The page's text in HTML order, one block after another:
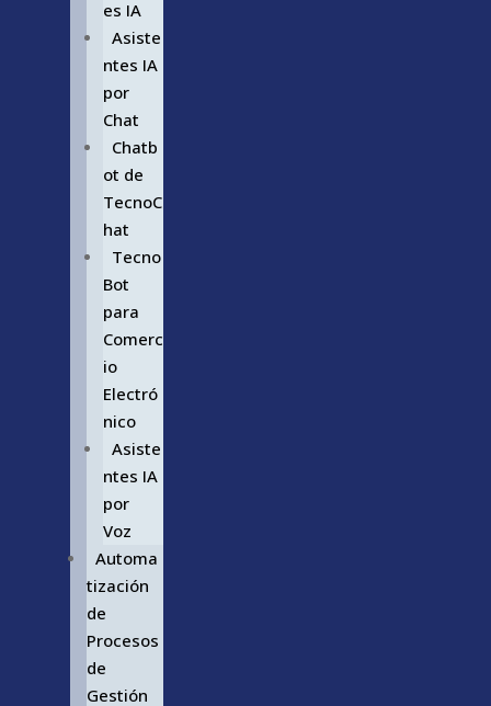
es IA
Asiste
ntes IA
por
Chat
Chatb
ot de
TecnoC
hat
Tecno
Bot
para
Comerc
io
Electró
nico
Asiste
ntes IA
por
Voz
Automa
tización
de
Procesos
de
Gestión